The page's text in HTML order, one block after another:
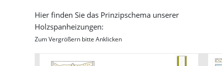
Hier finden Sie das Prinzipschema unserer
Holzspanheizungen:
Zum Vergrößern bitte Anklicken